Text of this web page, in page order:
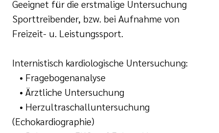
Geeignet für die erstmalige Untersuchung
Sporttreibender, bzw. bei Aufnahme von
Freizeit- u. Leistungssport.
Internistisch kardiologische Untersuchung:
• Fragebogenanalyse
• Ärztliche Untersuchung
• Herzultraschalluntersuchung
(Echokardiographie)